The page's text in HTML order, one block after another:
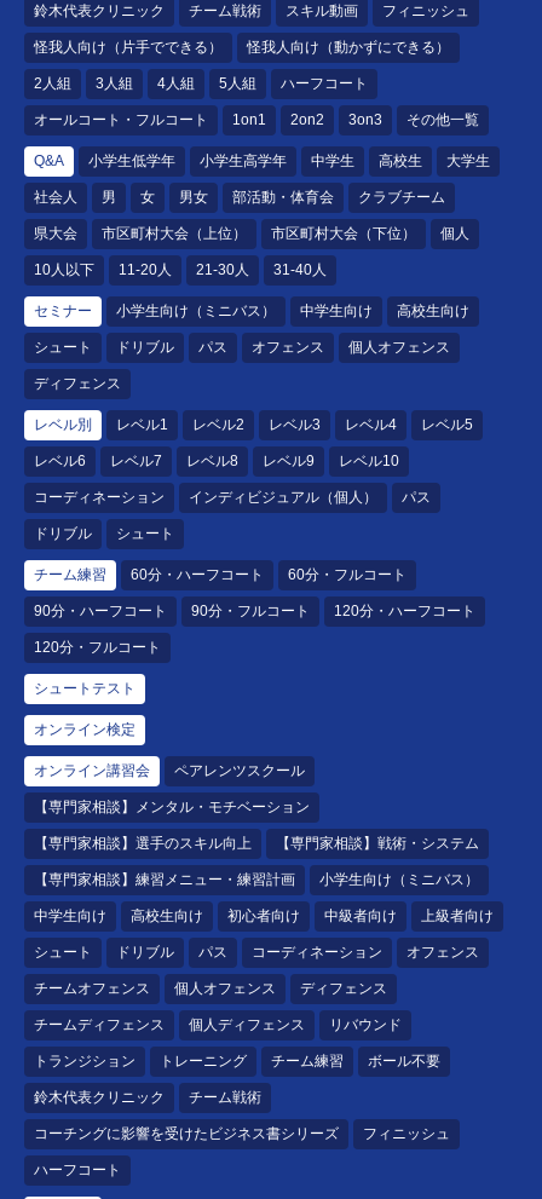
鈴木代表クリニック チーム戦術 スキル動画 フィニッシュ
怪我人向け（片手でできる） 怪我人向け（動かずにできる）
2人組 3人組 4人組 5人組 ハーフコート
オールコート・フルコート 1on1 2on2 3on3 その他一覧
Q&A 小学生低学年 小学生高学年 中学生 高校生 大学生
社会人 男 女 男女 部活動・体育会 クラブチーム
県大会 市区町村大会（上位） 市区町村大会（下位） 個人
10人以下 11-20人 21-30人 31-40人
セミナー 小学生向け（ミニバス） 中学生向け 高校生向け
シュート ドリブル パス オフェンス 個人オフェンス
ディフェンス
レベル別 レベル1 レベル2 レベル3 レベル4 レベル5
レベル6 レベル7 レベル8 レベル9 レベル10
コーディネーション インディビジュアル（個人） パス
ドリブル シュート
チーム練習 60分・ハーフコート 60分・フルコート
90分・ハーフコート 90分・フルコート 120分・ハーフコート
120分・フルコート
シュートテスト
オンライン検定
オンライン講習会 ペアレンツスクール
【専門家相談】メンタル・モチベーション
【専門家相談】選手のスキル向上 【専門家相談】戦術・システム
【専門家相談】練習メニュー・練習計画 小学生向け（ミニバス）
中学生向け 高校生向け 初心者向け 中級者向け 上級者向け
シュート ドリブル パス コーディネーション オフェンス
チームオフェンス 個人オフェンス ディフェンス
チームディフェンス 個人ディフェンス リバウンド
トランジション トレーニング チーム練習 ボール不要
鈴木代表クリニック チーム戦術
コーチングに影響を受けたビジネス書シリーズ フィニッシュ
ハーフコート